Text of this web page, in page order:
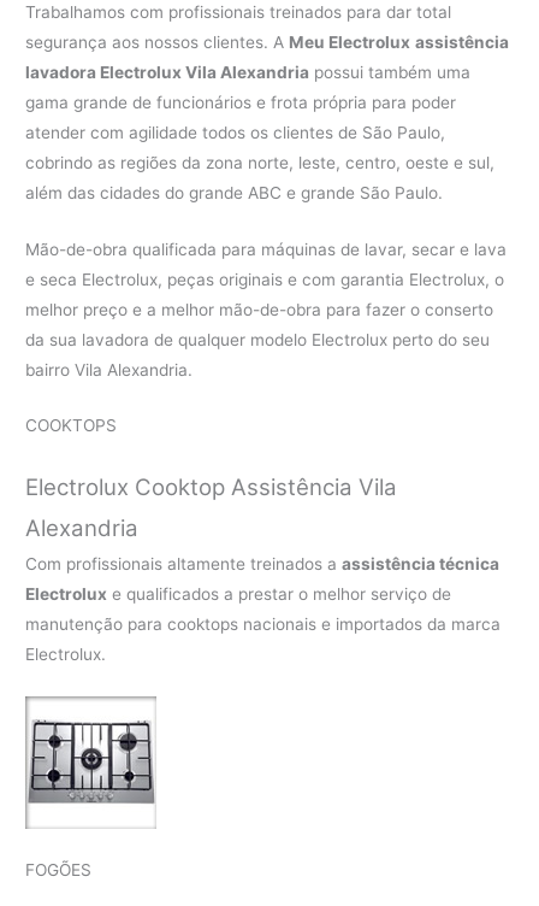
Trabalhamos com profissionais treinados para dar total
segurança aos nossos clientes. A Meu Electrolux assistência
lavadora Electrolux Vila Alexandria possui também uma
gama grande de funcionários e frota própria para poder
atender com agilidade todos os clientes de São Paulo,
cobrindo as regiões da zona norte, leste, centro, oeste e sul,
além das cidades do grande ABC e grande São Paulo.
Mão-de-obra qualificada para máquinas de lavar, secar e lava
e seca Electrolux, peças originais e com garantia Electrolux, o
melhor preço e a melhor mão-de-obra para fazer o conserto
da sua lavadora de qualquer modelo Electrolux perto do seu
bairro Vila Alexandria.
COOKTOPS
Electrolux Cooktop Assistência Vila
Alexandria
Com profissionais altamente treinados aassistência técnica
Electrolux e qualificados a prestar o melhor serviço de
manutenção para cooktops nacionais e importados da marca
Electrolux.
FOGÕES